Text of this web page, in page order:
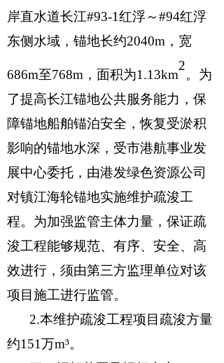
岸直水道长江#93-1红浮～#94红浮
东侧水域，锚地长约2040m ，宽
686m至768m ，面积为1.13km
2
。 为
了提高长江锚地公共服务能力，保
障锚地船舶锚泊安全，恢复受淤积
影响的锚地水深，受市港航事业发
展中心委托，由港发绿色资源公司
对镇江海轮锚地实施维护疏浚工
程。为加强监管主体力量，保证疏
浚工程能够规范、有序、安全、高
效进行，须由第三方监理单位对该
项目施工进行监管。
2.本维护疏浚工程项目疏浚方量
约151万m³。